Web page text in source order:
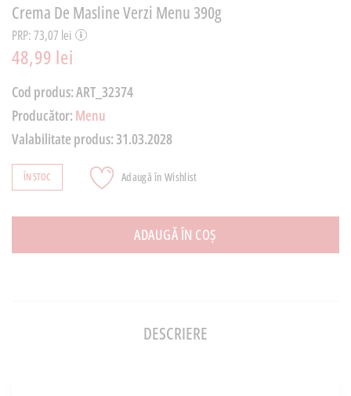
Crema De Masline Verzi Menu 390g
PRP: 73,07 lei
48,99 lei
Cod produs:ART_32374
Producător: Menu
Valabilitate produs:31.03.2028
ÎN STOC Adaugă în Wishlist
ADAUGĂ ÎN COȘ
DESCRIERE